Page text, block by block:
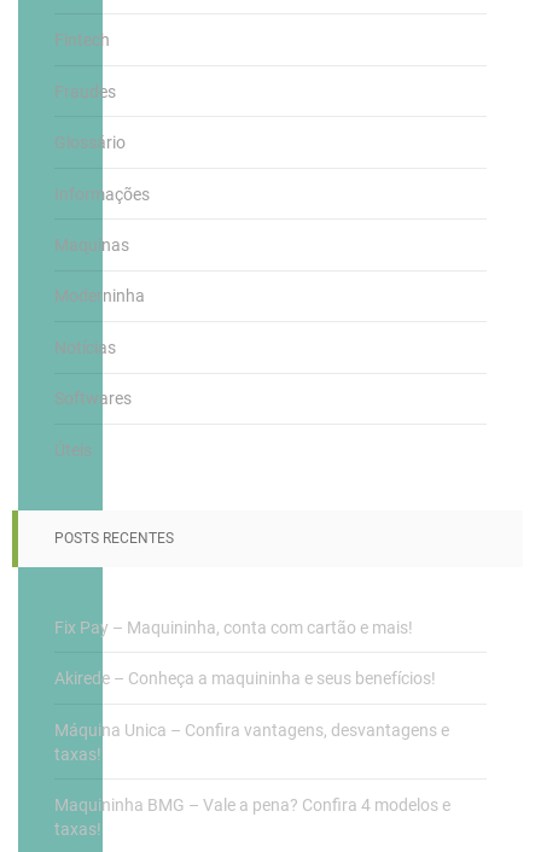
Fintech
Fraudes
Glossário
Informações
Maquinas
Moderninha
Notícias
Softwares
Úteis
POSTS RECENTES
Fix Pay – Maquininha, conta com cartão e mais!
Akirede – Conheça a maquininha e seus benefícios!
Máquina Unica – Confira vantagens, desvantagens e
taxas!
Maquininha BMG – Vale a pena? Confira 4 modelos e
taxas!